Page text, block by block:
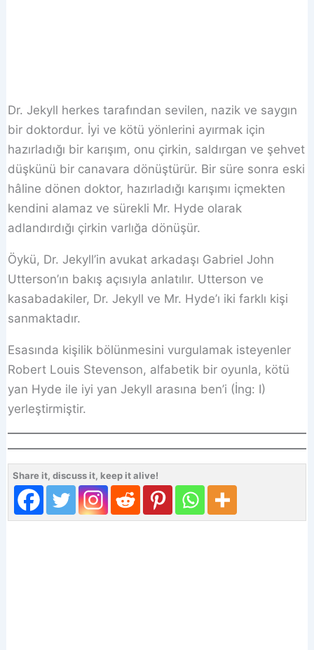
Dr. Jekyll herkes tarafından sevilen, nazik ve saygın
bir doktordur. İyi ve kötü yönlerini ayırmak için
hazırladığı bir karışım, onu çirkin, saldırgan ve şehvet
düşkünü bir canavara dönüştürür. Bir süre sonra eski
hâline dönen doktor, hazırladığı karışımı içmekten
kendini alamaz ve sürekli Mr. Hyde olarak
adlandırdığı çirkin varlığa dönüşür.
Öykü, Dr. Jekyll’in avukat arkadaşı Gabriel John
Utterson’ın bakış açısıyla anlatılır. Utterson ve
kasabadakiler, Dr. Jekyll ve Mr. Hyde’ı iki farklı kişi
sanmaktadır.
Esasında kişilik bölünmesini vurgulamak isteyenler
Robert Louis Stevenson, alfabetik bir oyunla, kötü
yan Hyde ile iyi yan Jekyll arasına ben’i (İng: I)
yerleştirmiştir.
Share it, discuss it, keep it alive!